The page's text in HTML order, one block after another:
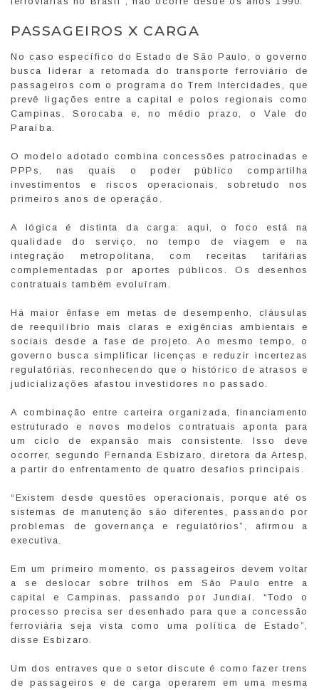
PASSAGEIROS X CARGA
No caso específico do Estado de São Paulo, o governo
busca liderar a retomada do transporte ferroviário de
passageiros com o programa do Trem Intercidades, que
prevê ligações entre a capital e polos regionais como
Campinas, Sorocaba e, no médio prazo, o Vale do
Paraíba.
O modelo adotado combina concessões patrocinadas e
PPPs, nas quais o poder público compartilha
investimentos e riscos operacionais, sobretudo nos
primeiros anos de operação.
A lógica é distinta da carga: aqui, o foco está na
qualidade do serviço, no tempo de viagem e na
integração metropolitana, com receitas tarifárias
complementadas por aportes públicos. Os desenhos
contratuais também evoluíram.
Há maior ênfase em metas de desempenho, cláusulas
de reequilíbrio mais claras e exigências ambientais e
sociais desde a fase de projeto. Ao mesmo tempo, o
governo busca simplificar licenças e reduzir incertezas
regulatórias, reconhecendo que o histórico de atrasos e
judicializações afastou investidores no passado.
A combinação entre carteira organizada, financiamento
estruturado e novos modelos contratuais aponta para
um ciclo de expansão mais consistente. Isso deve
ocorrer, segundo Fernanda Esbizaro, diretora da Artesp,
a partir do enfrentamento de quatro desafios principais.
“Existem desde questões operacionais, porque até os
sistemas de manutenção são diferentes, passando por
problemas de governança e regulatórios”, afirmou a
executiva.
Em um primeiro momento, os passageiros devem voltar
a se deslocar sobre trilhos em São Paulo entre a
capital e Campinas, passando por Jundiaí. “Todo o
processo precisa ser desenhado para que a concessão
ferroviária seja vista como uma política de Estado”,
disse Esbizaro.
Um dos entraves que o setor discute é como fazer trens
de passageiros e de carga operarem em uma mesma